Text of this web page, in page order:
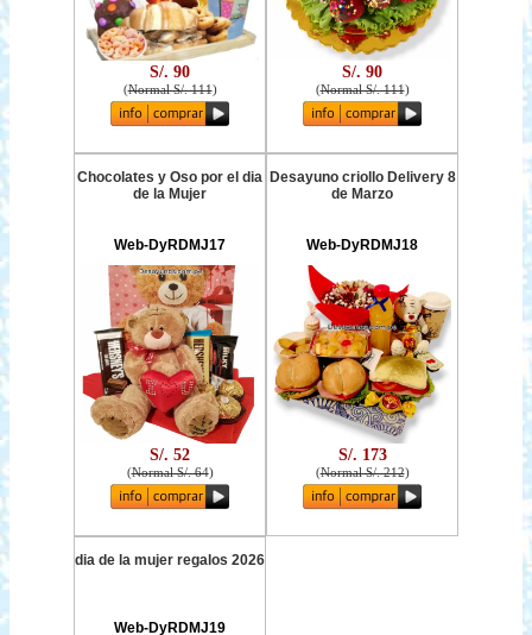
S/. 90
(Normal S/. 111)
S/. 90
(Normal S/. 111)
Chocolates y Oso por el dia
de la Mujer
Web-DyRDMJ17
S/. 52
(Normal S/. 64)
Desayuno criollo Delivery 8
de Marzo
Web-DyRDMJ18
S/. 173
(Normal S/. 212)
dia de la mujer regalos 2026
Web-DyRDMJ19